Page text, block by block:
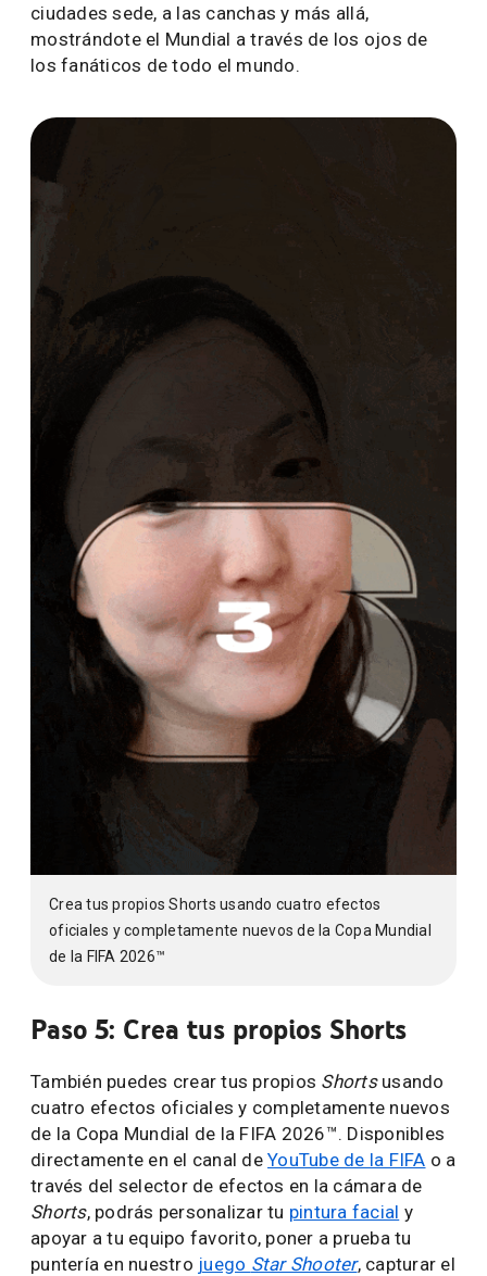
ciudades sede, a las canchas y más allá,
mostrándote el Mundial a través de los ojos de
los fanáticos de todo el mundo.
Crea tus propios Shorts usando cuatro efectos
oficiales y completamente nuevos de la Copa Mundial
de la FIFA 2026™
Paso 5: Crea tus propios Shorts
También puedes crear tus propios Shortsusando
cuatro efectos oficiales y completamente nuevos
de la Copa Mundial de la FIFA 2026™. Disponibles
directamente en el canal de YouTube de la FIFA o a
través del selector de efectos en la cámara de
Shorts, podrás personalizar tu pintura facial y
apoyar a tu equipo favorito, poner a prueba tu
puntería en nuestro juego Star Shooter, capturar el